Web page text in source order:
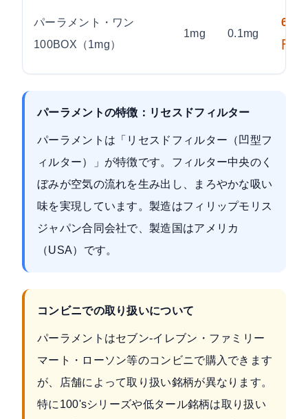
パーラメント・ワン
100BOX（1mg）
1mg 0.1mg
620
円
パーラメントの特徴：リセスドフィルター
パーラメントは「リセスドフィルター（凹型フ
ィルター）」が特徴です。フィルター中央のく
ぼみが空気の流れを生み出し、まろやかな吸い
味を実現しています。製造はフィリップモリス
ジャパン合同会社で、製造国はアメリカ
（USA）です。
コンビニでの取り扱いについて
パーラメントはセブン-イレブン・ファミリー
マート・ローソン等のコンビニで購入できます
が、店舗によって取り扱い銘柄が異なります。
特に100'sシリーズや低タール銘柄は取り扱い